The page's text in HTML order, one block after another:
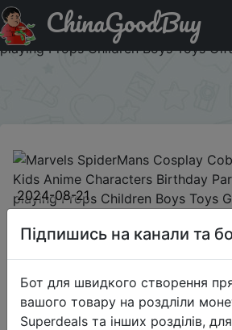
Придбати по акціи Marvels
Launcher Kids Anime Characters
playing Props Children Boys Toys Gift
ChinaGoodBuy
2024-08-21
Cobweb Launcher
Characters Birthday
Role-playing Props
Toys Gift
Підпишись на канали та
Бот для швидкого створення
вашого товару на роздліли
Superdeals та інших розділів,